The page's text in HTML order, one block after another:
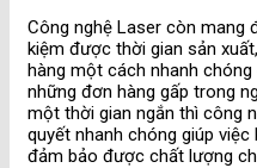
Công nghệ Laser còn mang
kiệm được thời gian sản
hàng một cách nhanh
những đơn hàng gấp trong
một thời gian ngắn thì công
quyết nhanh chóng giúp
đảm bảo được chất lượng